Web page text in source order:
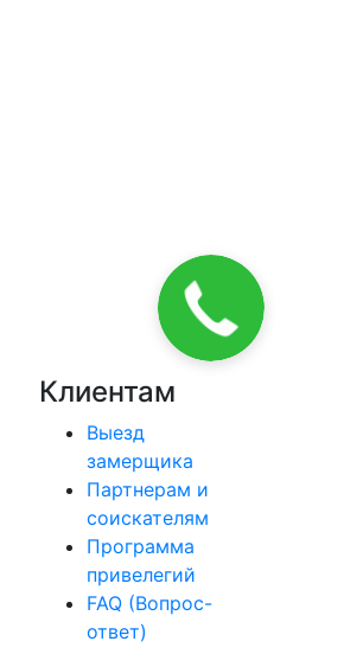
Клиентам
Выезд
замерщика
Партнерам и
соискателям
Программа
привелегий
FAQ (Вопрос-
ответ)